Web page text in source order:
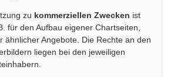
zu kommerziellen Zwecken ist
für den Aufbau eigener Chartseiten,
ähnlicher Angebote. Die Rechte an den
liegen bei den jeweiligen